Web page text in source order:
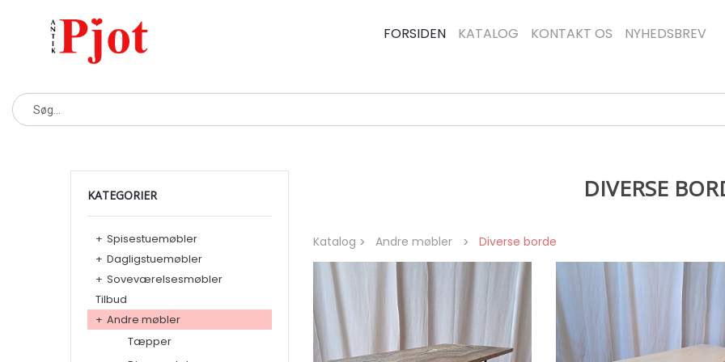
FORSIDEN KATALOG KONTAKT OS NYHEDSBREV
DIVERSE
Katalog Andre møbler Diverse borde
KATEGORIER
+ Spisestuemøbler
+ Dagligstuemøbler
+ Soveværelsesmøbler
Tilbud
+ Andre møbler
Tæpper